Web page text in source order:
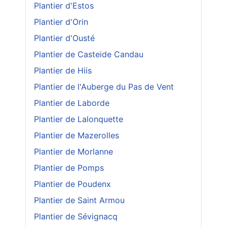
Plantier d'Estos
Plantier d'Orin
Plantier d'Ousté
Plantier de Casteide Candau
Plantier de Hiis
Plantier de l'Auberge du Pas de Vent
Plantier de Laborde
Plantier de Lalonquette
Plantier de Mazerolles
Plantier de Morlanne
Plantier de Pomps
Plantier de Poudenx
Plantier de Saint Armou
Plantier de Sévignacq